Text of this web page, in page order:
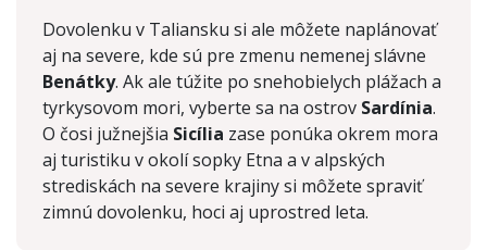
Dovolenku v Taliansku si ale môžete naplánovať
aj na severe, kde sú pre zmenu nemenej slávne
Benátky. Ak ale túžite po snehobielych plážach a
tyrkysovom mori, vyberte sa na ostrov Sardínia.
O čosi južnejšia Sicília zase ponúka okrem mora
aj turistiku v okolí sopky Etna a v alpských
strediskách na severe krajiny si môžete spraviť
zimnú dovolenku, hoci aj uprostred leta.